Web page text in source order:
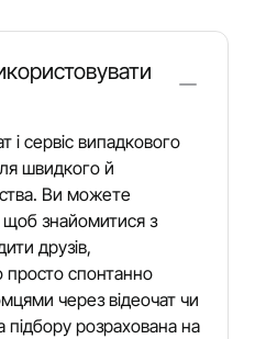
сервіс випадкового
швидкого й
Ви можете
щоб знайомитися з
друзів,
просто спонтанно
через відеочат чи
підбору розрахована на